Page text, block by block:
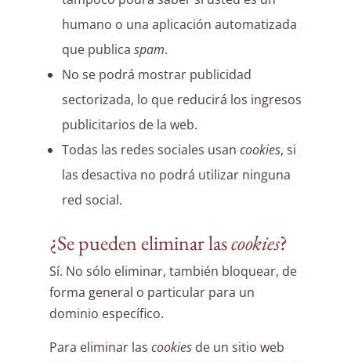
humano o una aplicación automatizada
que publica spam.
No se podrá mostrar publicidad
sectorizada, lo que reducirá los ingresos
publicitarios de la web.
Todas las redes sociales usan cookies, si
las desactiva no podrá utilizar ninguna
red social.
¿Se pueden eliminar lascookies?
Sí. No sólo eliminar, también bloquear, de
forma general o particular para un
dominio específico.
Para eliminar las cookiesde un sitio web